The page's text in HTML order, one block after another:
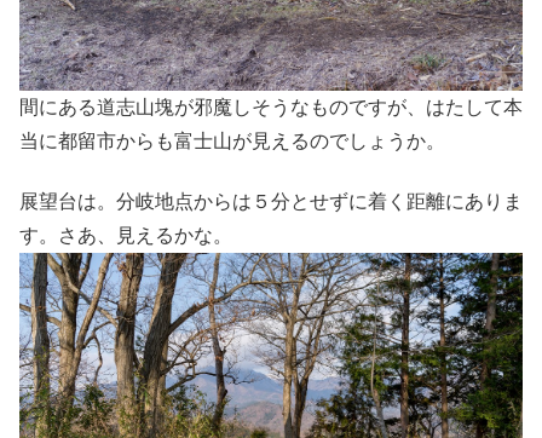
間にある道志山塊が邪魔しそうなものですが、はたして本
当に都留市からも富士山が見えるのでしょうか。
展望台は。分岐地点からは５分とせずに着く距離にありま
す。さあ、見えるかな。